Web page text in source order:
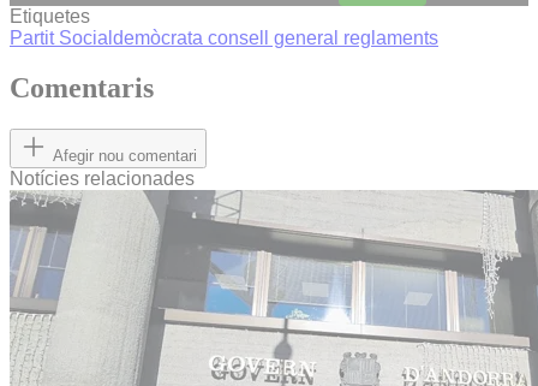
Etiquetes
Partit Socialdemòcrata consell general reglaments
Comentaris
Afegir nou comentari
Notícies relacionades